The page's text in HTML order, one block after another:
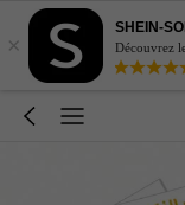
×
SHEIN-
Découvrez